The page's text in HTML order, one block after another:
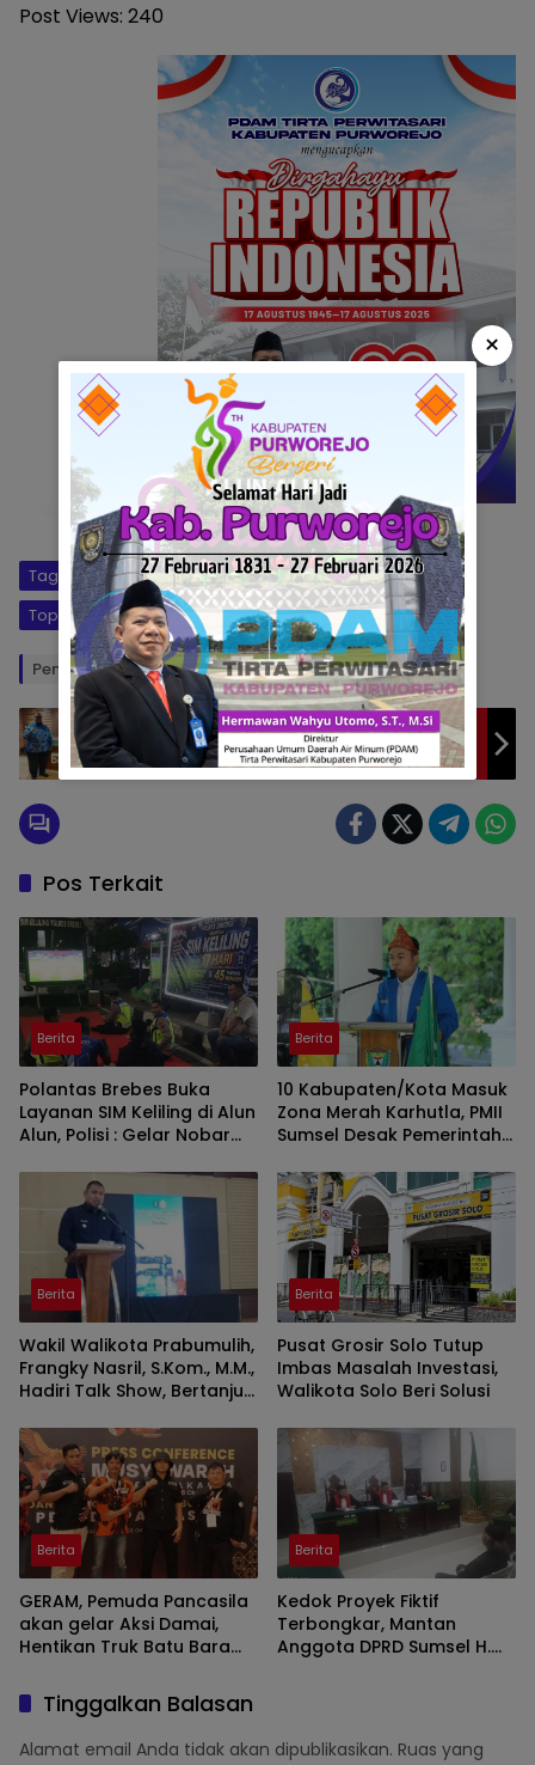
Post Views: 240
Tag: GMNI
MBG
Topik:
Polemik Makan Gizi Gratis
Penulis: Rl Editor: Okto
LBH Gema Keadilan Kecam Penyiraman Air
Keras terhadap Aktivis HAM Andrie Yunus
Pos Terkait
Berita
Polantas Brebes Buka
Layanan SIM Keliling di Alun
Alun, Polisi : Gelar Nobar
AFF
Berita
10 Kabupaten/Kota Masuk
Zona Merah Karhutla, PMII
Sumsel Desak Pemerintah
Berita
Wakil Walikota Prabumulih,
Frangky Nasril, S.Kom., M.M.,
Hadiri Talk Show, Bertanjuk
Bumi di SMAN 2 Prabumulih
Berita
Pusat Grosir Solo Tutup
Imbas Masalah Investasi,
Walikota Solo Beri Solusi
Berita
GERAM, Pemuda Pancasila
akan gelar Aksi Damai,
Hentikan Truk Batu Bara
Berita
Kedok Proyek Fiktif
Terbongkar, Mantan
Anggota DPRD Sumsel H.
Tinggalkan Balasan
Alamat email Anda tidak akan dipublikasikan. Ruas yang
×